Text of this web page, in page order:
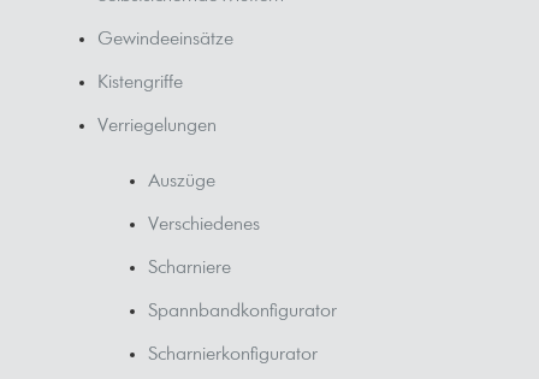
Gewindeeinsätze
Kistengriffe
Verriegelungen
Auszüge
Verschiedenes
Scharniere
Spannbandkonfigurator
Scharnierkonfigurator